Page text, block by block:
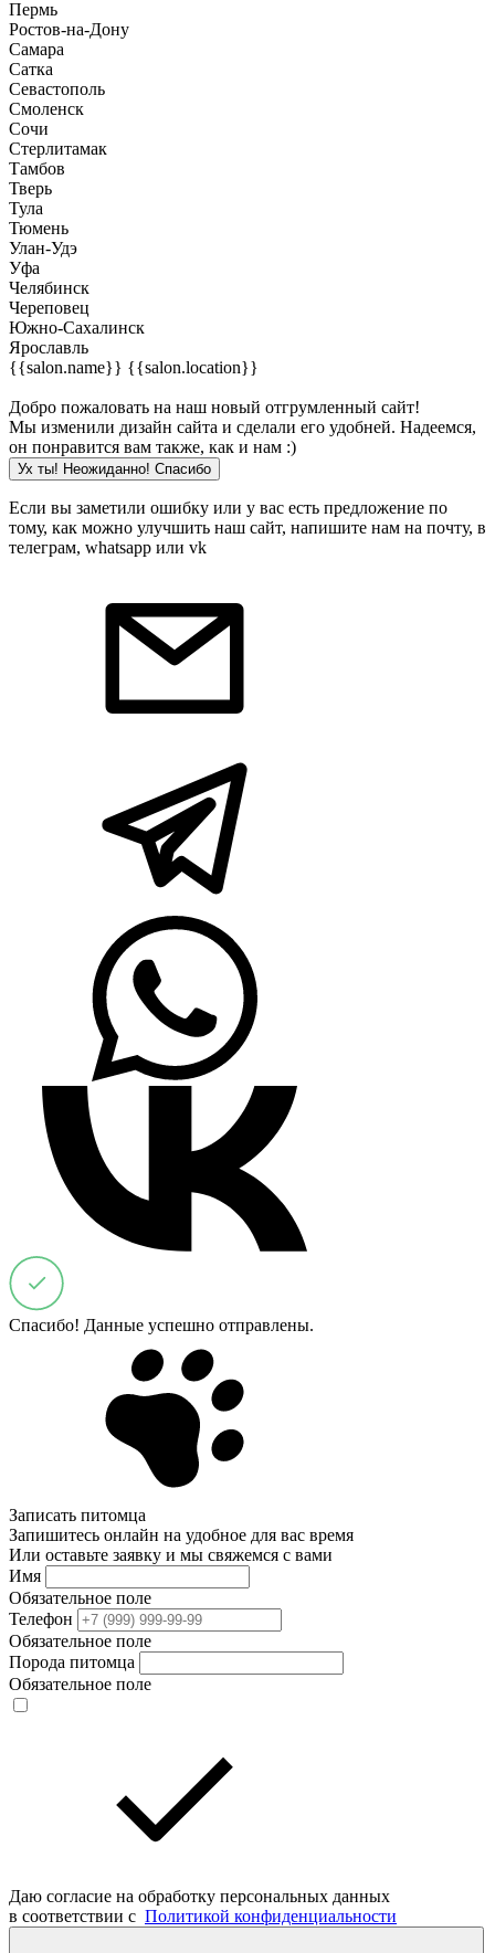
Пермь
Ростов-на-Дону
Самара
Сатка
Севастополь
Смоленск
Сочи
Стерлитамак
Тамбов
Тверь
Тула
Тюмень
Улан-Удэ
Уфа
Челябинск
Череповец
Южно-Сахалинск
Ярославль
{{salon.name}} {{salon.location}}
Добро пожаловать на наш новый отгрумленный сайт!
Мы изменили дизайн сайта и сделали его удобней. Надеемся,
он понравится вам также, как и нам :)
Ух ты! Неожиданно! Cпасибо
Если вы заметили ошибку или у вас есть предложение по
тому, как можно улучшить наш сайт, напишите нам на почту, в
телеграм, whatsapp или vk
Спасибо! Данные успешно отправлены.
Записать питомца
Запишитесь онлайн на удобное для вас время
Или оставьте заявку и мы свяжемся с вами
Имя
Обязательное поле
Телефон
Обязательное поле
Порода питомца
Обязательное поле
Даю согласие на обработку персональных данных
в соответствии с Политикой конфиденциальности